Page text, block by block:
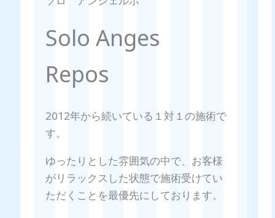
Solo Anges
Repos
2012年から続いている１対１の施術で
す。
ゆったりとした雰囲気の中で、お客様
がリラックスした状態で施術受けてい
ただくことを最優先にしております。